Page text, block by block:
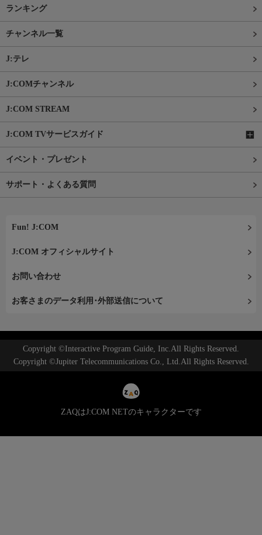
ランキング
チャンネル一覧
J:テレ
J:COMチャンネル
J:COM STREAM
J:COM TVサービスガイド
イベント・プレゼント
サポート・よくある質問
Fun! J:COM
J:COM オフィシャルサイト
お問い合わせ
お客さまのデータ利用･外部送信について
Copyright ©Interactive Program Guide, Inc.All Rights Reserved.
Copyright ©Jupiter Telecommunications Co., Ltd.All Rights Reserved.
ZAQはJ:COM NETのキャラクターです